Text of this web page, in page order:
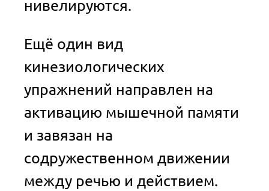
нивелируются.
Ещё один вид
кинезиологических
упражнений направлен на
активацию мышечной памяти
и завязан на
содружественном движении
между речью и действием.